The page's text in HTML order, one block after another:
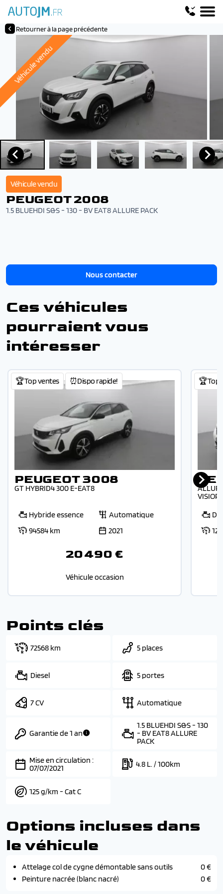
Retourner à la page précédente
Véhicule vendu
Véhicule vendu
PEUGEOT 2008
1.5 BLUEHDI S&S - 130 - BV EAT8 ALLURE PACK
Nous contacter
Ces véhicules
pourraient vous
intéresser
🏆Top ventes ⏰Dispo rapide!
PEUGEOT 3008
GT HYBRID4 300 E-EAT8
Hybride essence
Automatique
94584 km
2021
20 490 €
Véhicule occasion
🏆Top
Points clés
72568 km 5 places
Diesel 5 portes
7 CV Automatique
Garantie de 1 an
1.5 BLUEHDI S&S - 130
- BV EAT8 ALLURE
PACK
Mise en circulation :
07/07/2021
4.8 L. / 100km
125 g/km - Cat C
Options incluses dans
le véhicule
Attelage col de cygne démontable sans outils
0 €
Peinture nacrée (blanc nacré)
0 €